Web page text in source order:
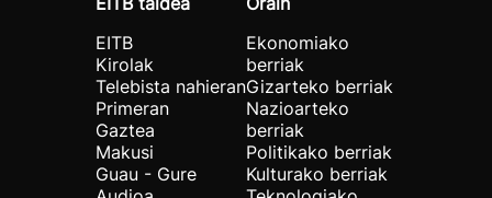
EITB
Kirolak
Telebista nahieran
Primeran
Gaztea
Makusi
Guau - Gure
Ekonomiako
berriak
Gizarteko berriak
Nazioarteko
berriak
Politikako berriak
Kulturako berriak